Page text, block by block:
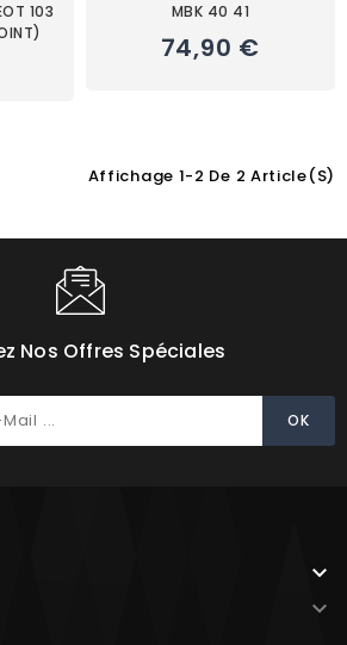
103
MBK 40 41
74,90 €
Affichage 1-2 De 2 Article(s)
Nos Offres Spéciales

